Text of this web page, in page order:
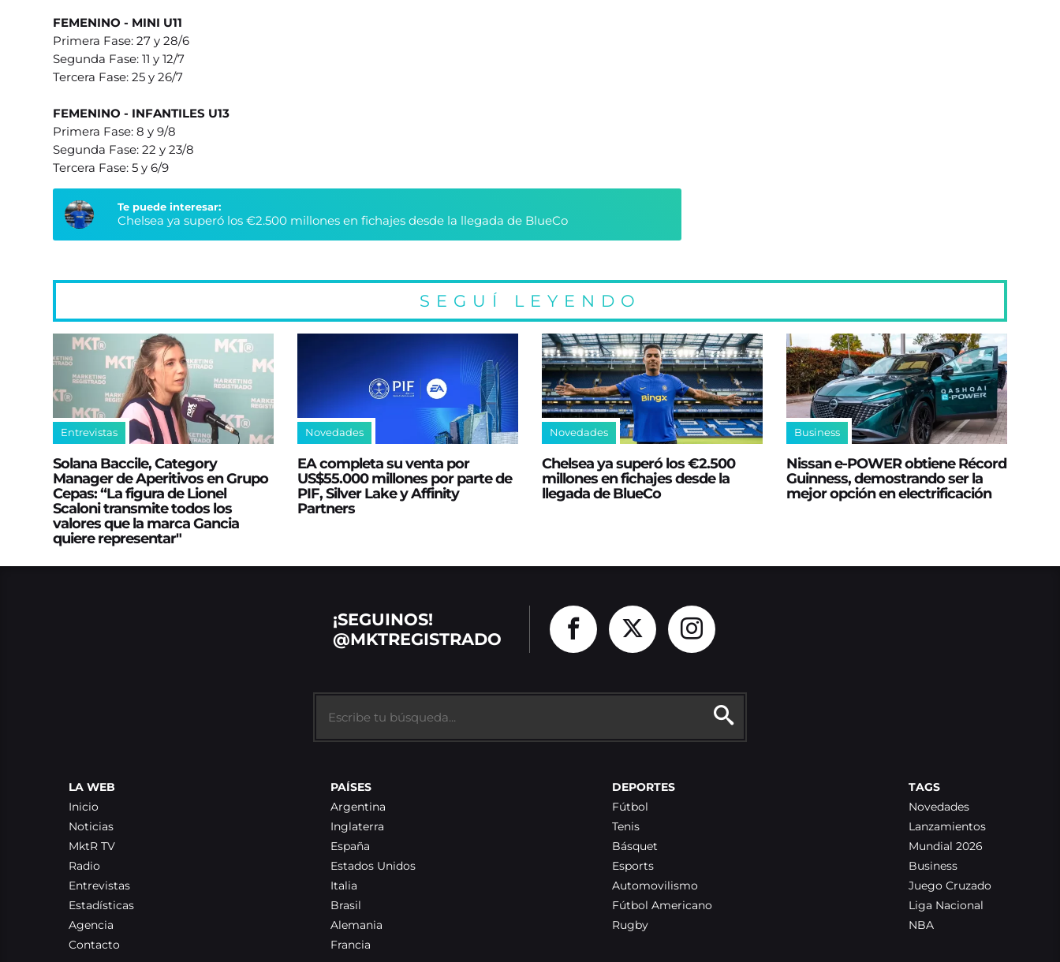
FEMENINO - MINI U11
Primera Fase: 27 y 28/6
Segunda Fase: 11 y 12/7
Tercera Fase: 25 y 26/7
FEMENINO - INFANTILES U13
Primera Fase: 8 y 9/8
Segunda Fase: 22 y 23/8
Tercera Fase: 5 y 6/9
Te puede interesar:
Chelsea ya superó los €2.500 millones en fichajes desde la llegada de BlueCo
SEGUÍ LEYENDO
Entrevistas
Solana Baccile, Category
Manager de Aperitivos en Grupo
Cepas: “La figura de Lionel
Scaloni transmite todos los
valores que la marca Gancia
quiere representar"
Novedades
EA completa su venta por
US$55.000 millones por parte de
PIF, Silver Lake y Affinity
Partners
Novedades
Chelsea ya superó los €2.500
millones en fichajes desde la
llegada de BlueCo
Business
Nissan e‑POWER obtiene Récord
Guinness, demostrando ser la
mejor opción en electrificación
¡SEGUINOS!
@MKTREGISTRADO
LA WEB
Inicio
Noticias
MktR TV
Radio
Entrevistas
Estadísticas
Agencia
Contacto
PAÍSES
Argentina
Inglaterra
España
Estados Unidos
Italia
Brasil
Alemania
Francia
DEPORTES
Fútbol
Tenis
Básquet
Esports
Automovilismo
Fútbol Americano
Rugby
TAGS
Novedades
Lanzamientos
Mundial 2026
Business
Juego Cruzado
Liga Nacional
NBA